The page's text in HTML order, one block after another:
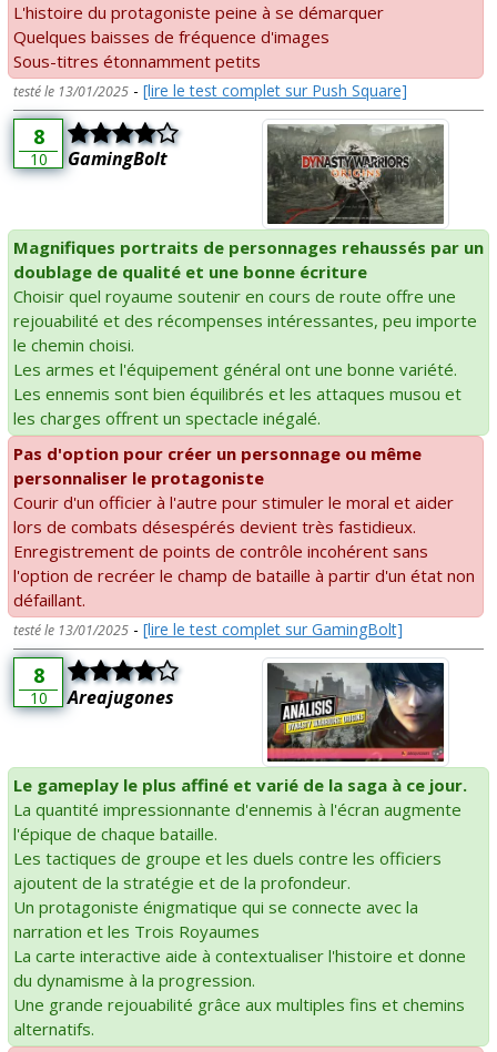
L'histoire du protagoniste peine à se démarquer
Quelques baisses de fréquence d'images
Sous-titres étonnamment petits
testé le 13/01/2025 - [lire le test complet sur Push Square]
8
10 GamingBolt
Magnifiques portraits de personnages rehaussés par un
doublage de qualité et une bonne écriture
Choisir quel royaume soutenir en cours de route offre une
rejouabilité et des récompenses intéressantes, peu importe
le chemin choisi.
Les armes et l'équipement général ont une bonne variété.
Les ennemis sont bien équilibrés et les attaques musou et
les charges offrent un spectacle inégalé.
Pas d'option pour créer un personnage ou même
personnaliser le protagoniste
Courir d'un officier à l'autre pour stimuler le moral et aider
lors de combats désespérés devient très fastidieux.
Enregistrement de points de contrôle incohérent sans
l'option de recréer le champ de bataille à partir d'un état non
défaillant.
testé le 13/01/2025 - [lire le test complet sur GamingBolt]
8
10 Areajugones
Le gameplay le plus affiné et varié de la saga à ce jour.
La quantité impressionnante d'ennemis à l'écran augmente
l'épique de chaque bataille.
Les tactiques de groupe et les duels contre les officiers
ajoutent de la stratégie et de la profondeur.
Un protagoniste énigmatique qui se connecte avec la
narration et les Trois Royaumes
La carte interactive aide à contextualiser l'histoire et donne
du dynamisme à la progression.
Une grande rejouabilité grâce aux multiples fins et chemins
alternatifs.